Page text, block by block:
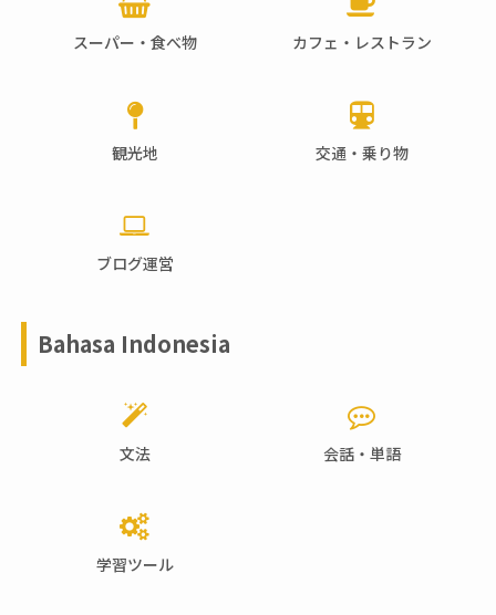
スーパー・食べ物 カフェ・レストラン
観光地 交通・乗り物
ブログ運営
Bahasa Indonesia
文法 会話・単語
学習ツール